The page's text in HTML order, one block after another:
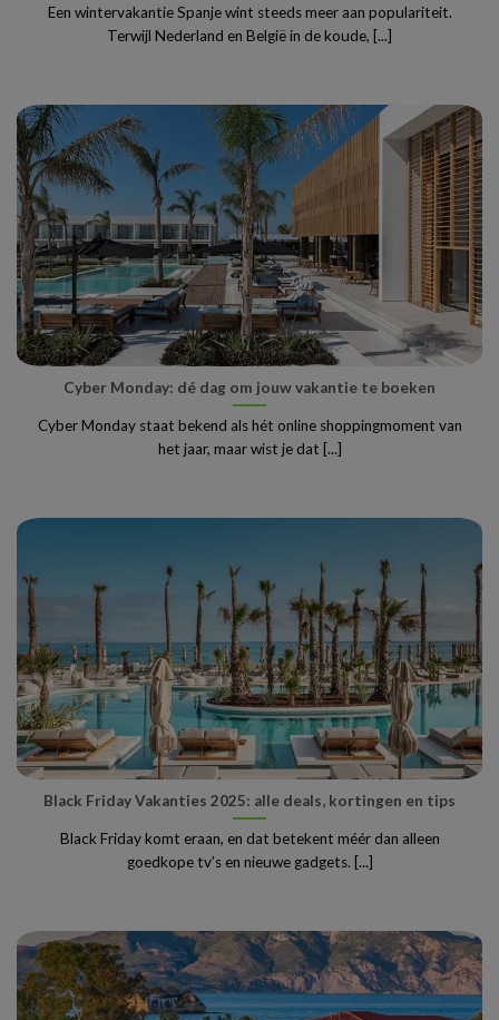
Een wintervakantie Spanje wint steeds meer aan populariteit.
Terwijl Nederland en België in de koude, [...]
Cyber Monday: dé dag om jouw vakantie te boeken
Cyber Monday staat bekend als hét online shoppingmoment van
het jaar, maar wist je dat [...]
Black Friday Vakanties 2025: alle deals, kortingen en tips
Black Friday komt eraan, en dat betekent méér dan alleen
goedkope tv’s en nieuwe gadgets. [...]